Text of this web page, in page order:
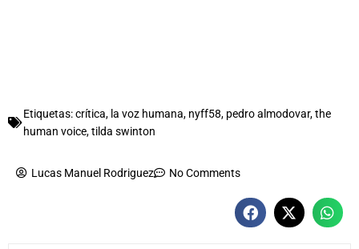
Etiquetas:crítica, la voz humana, nyff58, pedro almodovar,the
human voice,tilda swinton
Lucas Manuel Rodriguez No Comments